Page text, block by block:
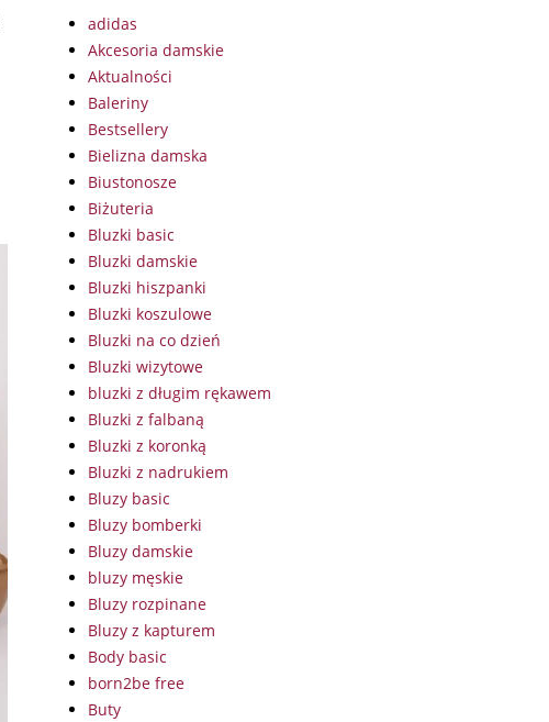
adidas
Akcesoria damskie
Aktualności
Baleriny
Bestsellery
Bielizna damska
Biustonosze
Biżuteria
Bluzki basic
Bluzki damskie
Bluzki hiszpanki
Bluzki koszulowe
Bluzki na co dzień
Bluzki wizytowe
bluzki z długim rękawem
Bluzki z falbaną
Bluzki z koronką
Bluzki z nadrukiem
Bluzy basic
Bluzy bomberki
Bluzy damskie
bluzy męskie
Bluzy rozpinane
Bluzy z kapturem
Body basic
born2be free
Buty